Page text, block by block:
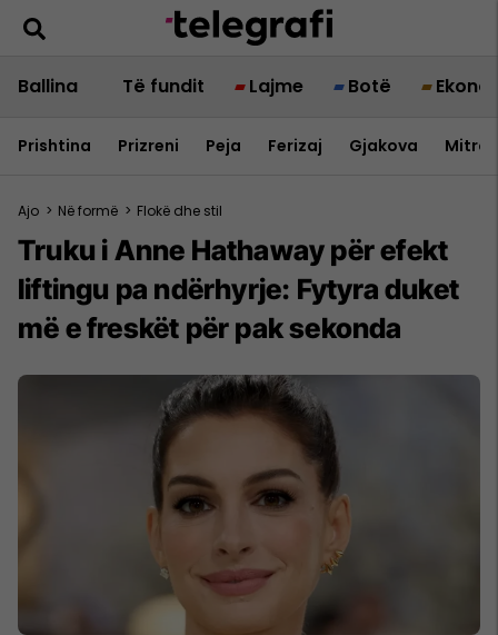
Ballina Të fundit Lajme Botë
Prishtina Prizreni Peja Ferizaj Gjakova
Ajo > Në formë > Flokë dhe stil
Truku i Anne Hathaway për efekt
liftingu pa ndërhyrje: Fytyra duket
më e freskët për pak sekonda